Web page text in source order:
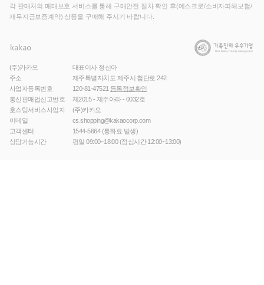
각 판매처의 매매보호 서비스를 통해 구매안전 절차 확인 후(에스크로/소비자피해보험/
재무지금보증계약) 상품을 구매해 주시기 바랍니다.
(주)카카오
대표이사 정신아
주소
제주특별자치도 제주시 첨단로 242
사업자등록번호
120-81-47521 등록정보확인
통신판매업신고번호
제2015 - 제주아라 - 0032호
호스팅서비스사업자
(주)카카오
이메일
cs.shopping@kakaocorp.com
고객센터
1544-5664(통화료 발생)
상담가능시간
평일 09:00~18:00 (점심시간 12:00~13:00)